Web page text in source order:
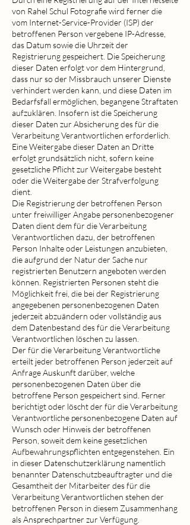
von Rahel Schul Fotografie wird ferner die
vom Internet-Service-Provider (ISP) der
betroffenen Person vergebene IP-Adresse,
das Datum sowie die Uhrzeit der
Registrierung gespeichert. Die Speicherung
dieser Daten erfolgt vor dem Hintergrund,
dass nur so der Missbrauch unserer Dienste
verhindert werden kann, und diese Daten im
Bedarfsfall ermöglichen, begangene Straftaten
aufzuklären. Insofern ist die Speicherung
dieser Daten zur Absicherung des für die
Verarbeitung Verantwortlichen erforderlich.
Eine Weitergabe dieser Daten an Dritte
erfolgt grundsätzlich nicht, sofern keine
gesetzliche Pflicht zur Weitergabe besteht
oder die Weitergabe der Strafverfolgung
dient.
Die Registrierung der betroffenen Person
unter freiwilliger Angabe personenbezogener
Daten dient dem für die Verarbeitung
Verantwortlichen dazu, der betroffenen
Person Inhalte oder Leistungen anzubieten,
die aufgrund der Natur der Sache nur
registrierten Benutzern angeboten werden
können. Registrierten Personen steht die
Möglichkeit frei, die bei der Registrierung
angegebenen personenbezogenen Daten
jederzeit abzuändern oder vollständig aus
dem Datenbestand des für die Verarbeitung
Verantwortlichen löschen zu lassen.
Der für die Verarbeitung Verantwortliche
erteilt jeder betroffenen Person jederzeit auf
Anfrage Auskunft darüber, welche
personenbezogenen Daten über die
betroffene Person gespeichert sind. Ferner
berichtigt oder löscht der für die Verarbeitung
Verantwortliche personenbezogene Daten auf
Wunsch oder Hinweis der betroffenen
Person, soweit dem keine gesetzlichen
Aufbewahrungspflichten entgegenstehen. Ein
in dieser Datenschutzerklärung namentlich
benannter Datenschutzbeauftragter und die
Gesamtheit der Mitarbeiter des für die
Verarbeitung Verantwortlichen stehen der
betroffenen Person in diesem Zusammenhang
als Ansprechpartner zur Verfügung.